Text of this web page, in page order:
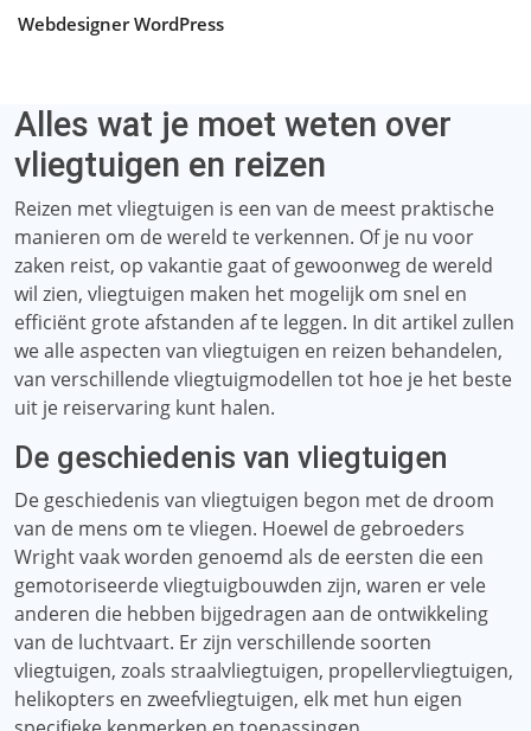
Webdesigner WordPress
Alles wat je moet weten over
vliegtuigen en reizen
Reizen met vliegtuigen is een van de meest praktische
manieren om de wereld te verkennen. Of je nu voor
zaken reist, op vakantie gaat of gewoonweg de wereld
wil zien, vliegtuigen maken het mogelijk om snel en
efficiënt grote afstanden af ​​te leggen. In dit artikel zullen
we alle aspecten van vliegtuigen en reizen behandelen,
van verschillende vliegtuigmodellen tot hoe je het beste
uit je reiservaring kunt halen.
De geschiedenis van vliegtuigen
De geschiedenis van vliegtuigen begon met de droom
van de mens om te vliegen. Hoewel de gebroeders
Wright vaak worden genoemd als de eersten die een
gemotoriseerde vliegtuigbouwden zijn, waren er vele
anderen die hebben bijgedragen aan de ontwikkeling
van de luchtvaart. Er zijn verschillende soorten
vliegtuigen, zoals straalvliegtuigen, propellervliegtuigen,
helikopters en zweefvliegtuigen, elk met hun eigen